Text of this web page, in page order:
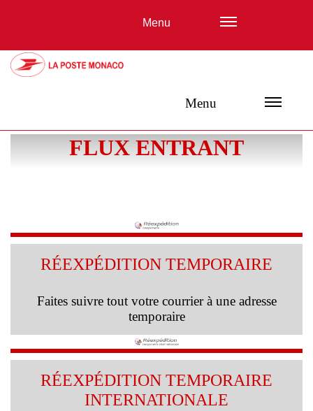
Menu
Menu
FLUX ENTRANT
RÉEXPÉDITION TEMPORAIRE
Faites suivre tout votre courrier à une adresse
temporaire
RÉEXPÉDITION TEMPORAIRE
INTERNATIONALE